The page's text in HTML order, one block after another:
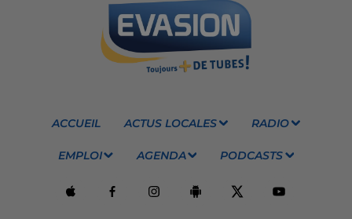
ACCUEIL ACTUS LOCALES RADIO
EMPLOI AGENDA PODCASTS